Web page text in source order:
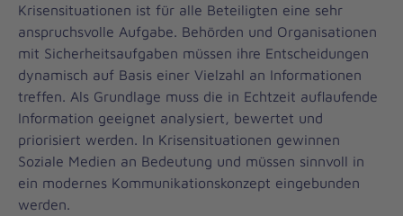
Krisensituationen ist für alle Beteiligten eine sehr
anspruchsvolle Aufgabe. Behörden und Organisationen
mit Sicherheitsaufgaben müssen ihre Entscheidungen
dynamisch auf Basis einer Vielzahl an Informationen
treffen. Als Grundlage muss die in Echtzeit auflaufende
Information geeignet analysiert, bewertet und
priorisiert werden. In Krisensituationen gewinnen
Soziale Medien an Bedeutung und müssen sinnvoll in
ein modernes Kommunikationskonzept eingebunden
werden.